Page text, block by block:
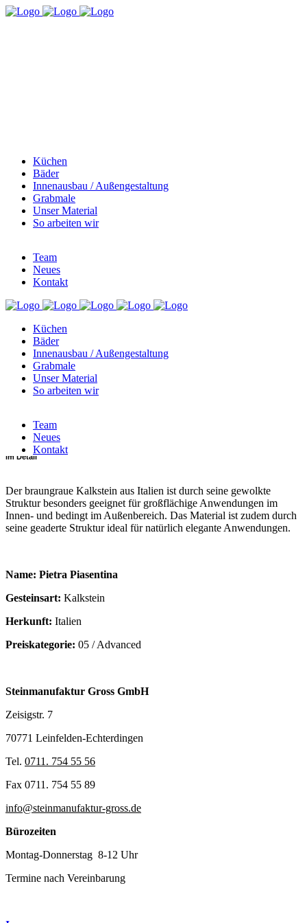
Küchen
Bäder
Innenausbau / Außengestaltung
Grabmale
Unser Material
So arbeiten wir
Team
Neues
Kontakt
Küchen
Bäder
Innenausbau / Außengestaltung
Grabmale
Unser Material
So arbeiten wir
Team
Neues
Kontakt
Kategorie
für Innenbereich
Kalkstein
im Detail
Der braungraue Kalkstein aus Italien ist durch seine gewolkte
Struktur besonders geeignet für großflächige Anwendungen im
Innen- und bedingt im Außenbereich. Das Material ist zudem durch
seine geaderte Struktur ideal für natürlich elegante Anwendungen.
Name: Pietra Piasentina
Gesteinsart: Kalkstein
Herkunft: Italien
Preiskategorie: 05 / Advanced
Steinmanufaktur Gross GmbH
Zeisigstr. 7
70771 Leinfelden-Echterdingen
Tel. 0711. 754 55 56
Fax 0711. 754 55 89
info@steinmanufaktur-gross.de
Bürozeiten
Montag-Donnerstag 8-12 Uhr
Termine nach Vereinbarung